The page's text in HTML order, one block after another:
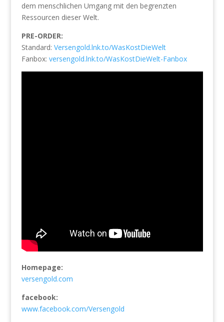
dem menschlichen Umgang mit den begrenzten
Ressourcen dieser Welt.
PRE-ORDER:
Standard: Versengold.lnk.to/WasKostDieWelt
Fanbox: versengold.lnk.to/WasKostDieWelt-Fanbox
Homepage:
versengold.com
facebook:
www.facebook.com/Versengold